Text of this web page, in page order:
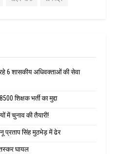
शासकीय अधिवक्ताओं की सेवा
शिक्षक भर्ती का मुद्दा
में चुनाव की तैयारी!
प्रताप सिंह मुठभेड़ में ढेर
घायल